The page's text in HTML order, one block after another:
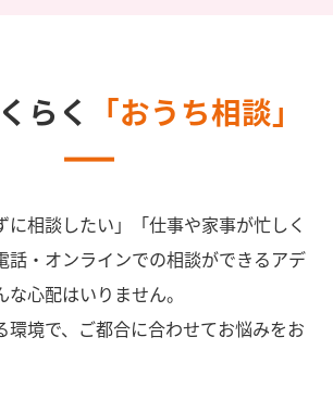
らく 「おうち相談」
に相談したい」「仕事や家事が忙しく
話・オンラインでの相談ができるアデ
心配はいりません。
環境で、ご都合に合わせてお悩みをお